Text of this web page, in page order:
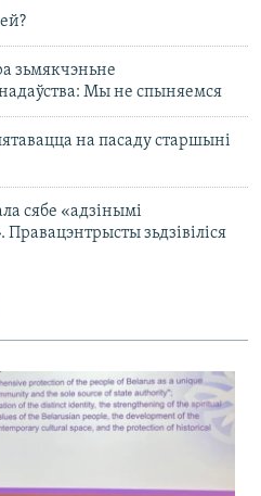
зьмякчэньне
Мы не спыняемся
на пасаду старшыні
сябе «адзінымі
зьдзівіліся